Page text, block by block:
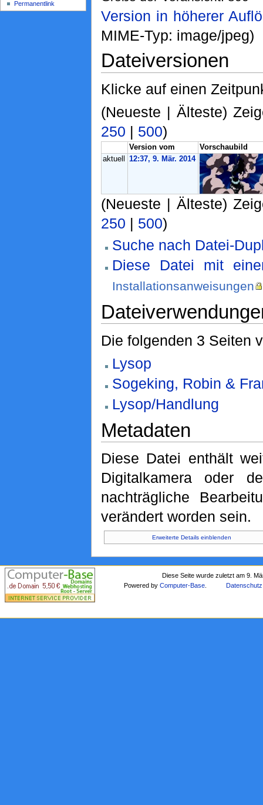
Version in höherer
MIME-Typ: image/jpeg)
Dateiversionen
Klicke auf einen
(Neueste | Älteste)
250 | 500)
Version vom
Vorschaubild
aktuell
12:37, 9. Mär. 2014
(Neueste | Älteste)
250 | 500)
Suche nach Datei-
Diese Datei mit
Installationsanweisungen
Die folgenden 3 Seiten
Lysop
Sogeking, Robin &
Lysop/Handlung
Metadaten
Diese Datei enthält
Digitalkamera oder
nachträgliche
verändert worden sein.
Erweiterte Details einblenden
Permanentlink
Diese Seite wurde zuletzt am 9.
Powered byComputer-Base Datenschutz